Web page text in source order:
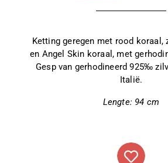
Ketting geregen met rood koraal,
en Angel Skin koraal, met
Gesp van gerhodineerd 925‰
Italië.
Lengte: 94 cm